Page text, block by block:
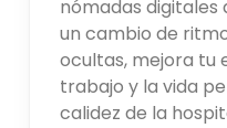
nómadas digitales
un cambio de
ocultas, mejora tu
trabajo y la vida
calidez de la